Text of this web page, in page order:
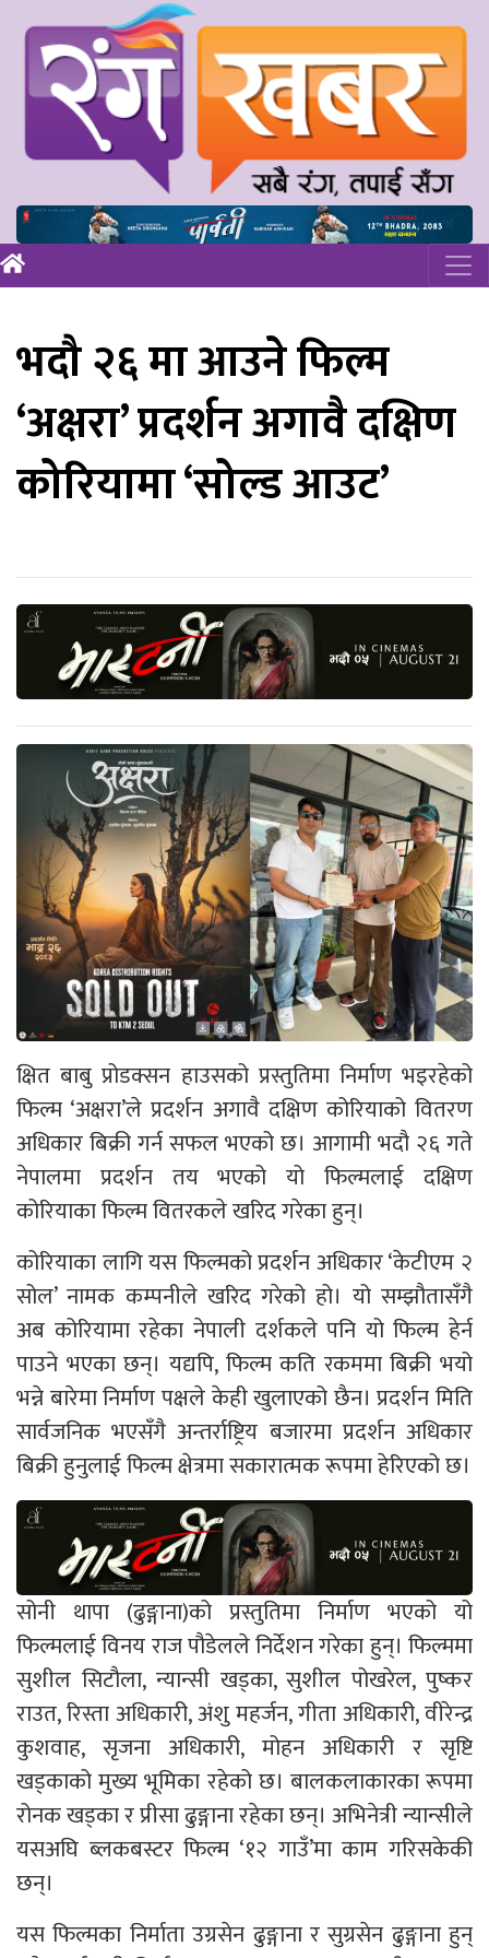
भदौ २६ मा आउने फिल्म
‘अक्षरा’ प्रदर्शन अगावै दक्षिण
कोरियामा ‘सोल्ड आउट’
क्षित बाबु प्रोडक्सन हाउसको प्रस्तुतिमा निर्माण भइरहेको
फिल्म ‘अक्षरा’ले प्रदर्शन अगावै दक्षिण कोरियाको वितरण
अधिकार बिक्री गर्न सफल भएको छ। आगामी भदौ २६ गते
नेपालमा प्रदर्शन तय भएको यो फिल्मलाई दक्षिण
कोरियाका फिल्म वितरकले खरिद गरेका हुन्।
कोरियाका लागि यस फिल्मको प्रदर्शन अधिकार ‘केटीएम २
सोल’ नामक कम्पनीले खरिद गरेको हो। यो सम्झौतासँगै
अब कोरियामा रहेका नेपाली दर्शकले पनि यो फिल्म हेर्न
पाउने भएका छन्। यद्यपि, फिल्म कति रकममा बिक्री भयो
भन्ने बारेमा निर्माण पक्षले केही खुलाएको छैन। प्रदर्शन मिति
सार्वजनिक भएसँगै अन्तर्राष्ट्रिय बजारमा प्रदर्शन अधिकार
बिक्री हुनुलाई फिल्म क्षेत्रमा सकारात्मक रूपमा हेरिएको छ।
सोनी थापा (ढुङ्गाना)को प्रस्तुतिमा निर्माण भएको यो
फिल्मलाई विनय राज पौडेलले निर्देशन गरेका हुन्। फिल्ममा
सुशील सिटौला, न्यान्सी खड्का, सुशील पोखरेल, पुष्कर
राउत, रिस्ता अधिकारी, अंशु महर्जन, गीता अधिकारी, वीरेन्द्र
कुशवाह, सृजना अधिकारी, मोहन अधिकारी र सृष्टि
खड्काको मुख्य भूमिका रहेको छ। बालकलाकारका रूपमा
रोनक खड्का र प्रीसा ढुङ्गाना रहेका छन्। अभिनेत्री न्यान्सीले
यसअघि ब्लकबस्टर फिल्म ‘१२ गाउँ’मा काम गरिसकेकी
छन्।
यस फिल्मका निर्माता उग्रसेन ढुङ्गाना र सुग्रसेन ढुङ्गाना हुन्